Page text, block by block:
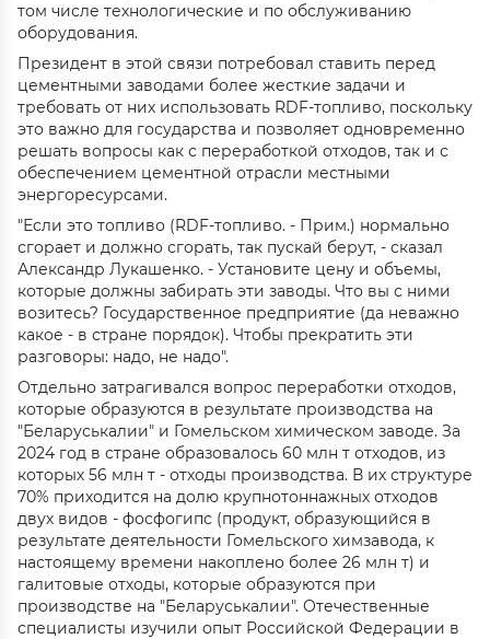
том числе технологические и по обслуживанию
оборудования.
Президент в этой связи потребовал ставить перед
цементными заводами более жесткие задачи и
требовать от них использовать RDF-топливо, поскольку
это важно для государства и позволяет одновременно
решать вопросы как с переработкой отходов, так и с
обеспечением цементной отрасли местными
энергоресурсами.
"Если это топливо (RDF-топливо. - Прим.) нормально
сгорает и должно сгорать, так пускай берут, - сказал
Александр Лукашенко. - Установите цену и объемы,
которые должны забирать эти заводы. Что вы с ними
возитесь? Государственное предприятие (да неважно
какое - в стране порядок). Чтобы прекратить эти
разговоры: надо, не надо".
Отдельно затрагивался вопрос переработки отходов,
которые образуются в результате производства на
"Беларуськалии" и Гомельском химическом заводе. За
2024 год в стране образовалось 60 млн т отходов, из
которых 56 млн т - отходы производства. В их структуре
70% приходится на долю крупнотоннажных отходов
двух видов - фосфогипс (продукт, образующийся в
результате деятельности Гомельского химзавода, к
настоящему времени накоплено более 26 млн т) и
галитовые отходы, которые образуются при
производстве на "Беларуськалии". Отечественные
специалисты изучили опыт Российской Федерации в